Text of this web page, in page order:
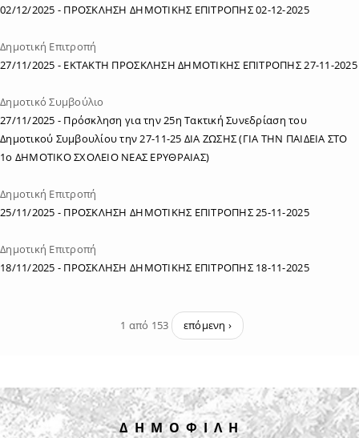
02/12/2025 - ΠΡΟΣΚΛΗΣΗ ΔΗΜΟΤΙΚΗΣ ΕΠΙΤΡΟΠΗΣ 02-12-2025
Δημοτική Επιτροπή
27/11/2025 - ΕΚΤΑΚΤΗ ΠΡΟΣΚΛΗΣΗ ΔΗΜΟΤΙΚΗΣ ΕΠΙΤΡΟΠΗΣ 27-11-2025
Δημοτικό Συμβούλιο
27/11/2025 - Πρόσκληση για την 25η Τακτική Συνεδρίαση του
Δημοτικού Συμβουλίου την 27-11-25 ΔΙΑ ΖΩΣΗΣ (ΓΙΑ ΤΗΝ ΠΑΙΔΕΙΑ ΣΤΟ
1ο ΔΗΜΟΤΙΚΟ ΣΧΟΛΕΙΟ ΝΕΑΣ ΕΡΥΘΡΑΙΑΣ)
Δημοτική Επιτροπή
25/11/2025 - ΠΡΟΣΚΛΗΣΗ ΔΗΜΟΤΙΚΗΣ ΕΠΙΤΡΟΠΗΣ 25-11-2025
Δημοτική Επιτροπή
18/11/2025 - ΠΡΟΣΚΛΗΣΗ ΔΗΜΟΤΙΚΗΣ ΕΠΙΤΡΟΠΗΣ 18-11-2025
1 από 153 επόμενη ›
Δ Η Μ Ο Φ Ι Λ Η